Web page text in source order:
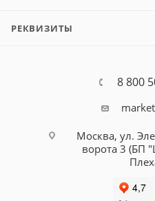
РЕКВИЗИТЫ
8 800
Москва, ул.
ворота 3 (БП